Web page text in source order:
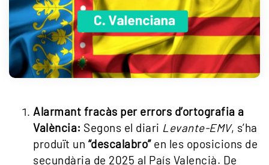
Alarmant fracàs per errors d’ortografia a
València: Segons el diari Levante-EMV, s’ha
produït un “descalabro”en les oposicions de
secundària de 2025 al País Valencià. De